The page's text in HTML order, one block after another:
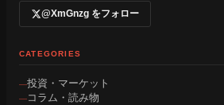
@XmGnzg をフォロー
CATEGORIES
投資・マーケット
コラム・読み物